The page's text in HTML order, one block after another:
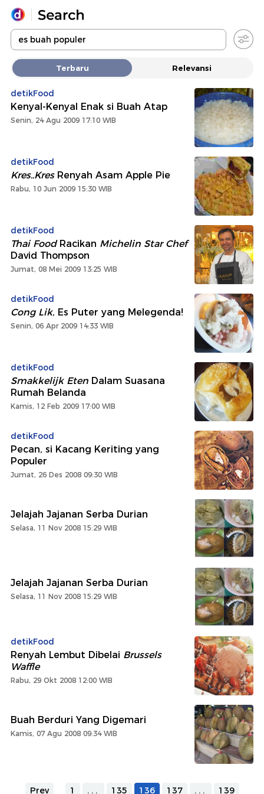
Yang sedang ramai dicari
Loading...
Promoted
Terbaru Relevansi
detikFood
Kenyal-Kenyal Enak si Buah Atap
Senin, 24 Agu 2009 17:10 WIB
detikFood
Kres..KresRenyah Asam Apple Pie
Rabu, 10 Jun 2009 15:30 WIB
detikFood
Thai FoodRacikan Michelin Star Chef
David Thompson
Jumat, 08 Mei 2009 13:25 WIB
detikFood
Cong Lik, Es Puter yang Melegenda!
Senin, 06 Apr 2009 14:33 WIB
detikFood
Smakkelijk Eten Dalam Suasana
Rumah Belanda
Kamis, 12 Feb 2009 17:00 WIB
detikFood
Pecan, si Kacang Keriting yang
Populer
Jumat, 26 Des 2008 09:30 WIB
Jelajah Jajanan Serba Durian
Selasa, 11 Nov 2008 15:29 WIB
Jelajah Jajanan Serba Durian
Selasa, 11 Nov 2008 15:29 WIB
detikFood
Renyah Lembut Dibelai Brussels
Waffle
Rabu, 29 Okt 2008 12:00 WIB
Buah Berduri Yang Digemari
Kamis, 07 Agu 2008 09:34 WIB
Prev 1 ... 135 136 137 ... 139